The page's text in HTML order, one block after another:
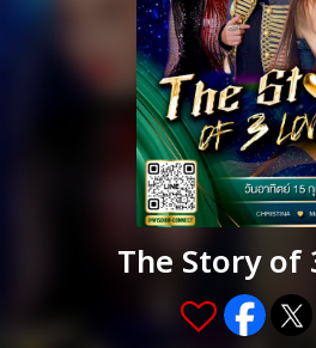
The Story of